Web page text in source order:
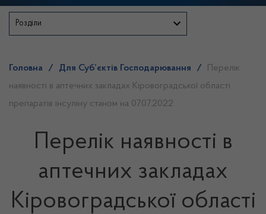
Розділи
Головна / Для Суб’єктів Господарювання /
Перелік
наявності в аптечних закладах Кіровоградської області
препаратів інсуліну станом на 07.07.2022
Перелік наявності в
аптечних закладах
Кіровоградської області